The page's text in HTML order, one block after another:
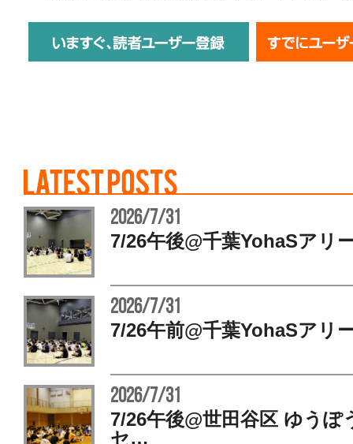
2026/7/31
7/26午後@千葉YohaSア
2026/7/31
7/26午前@千葉YohaSア
2026/7/31
7/26午後@世田谷区 ゆうぽ
セ…